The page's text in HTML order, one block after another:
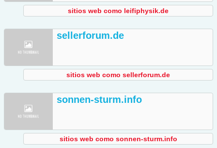
sitios web como leifiphysik.de
sellerforum.de
sitios web como sellerforum.de
sonnen-sturm.info
sitios web como sonnen-sturm.info